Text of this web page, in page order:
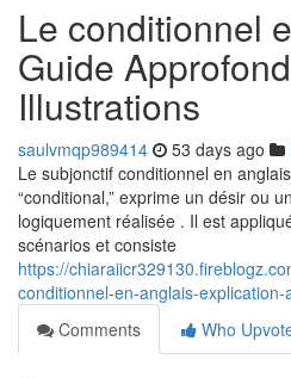
Le conditionnel
Guide
Illustrations
saulvmqp989414 53 days ago
Le subjonctif conditionnel en
“conditional,” exprime un désir ou
logiquement réalisée . Il est
scénarios et consiste
https://
conditionnel-en-anglais-
Comments
Who